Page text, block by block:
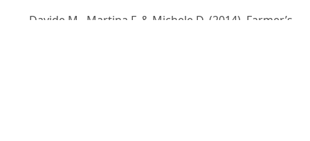
Davide M., Martina F. & Michele D. (2014). Farmer’s